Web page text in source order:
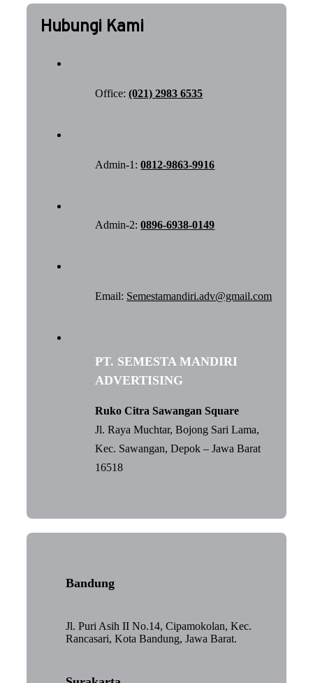
Hubungi Kami
Office:(021) 2983 6535
Admin-1:0812-9863-9916
Admin-2:0896-6938-0149
Email: Semestamandiri.adv@gmail.com
PT. SEMESTA MANDIRI
ADVERTISING
Ruko Citra Sawangan Square
Jl. Raya Muchtar, Bojong Sari Lama,
Kec. Sawangan, Depok – Jawa Barat
16518
Bandung
Jl. Puri Asih II No.14, Cipamokolan, Kec.
Rancasari, Kota Bandung, Jawa Barat.